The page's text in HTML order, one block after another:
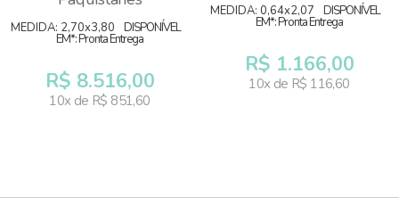
MEDIDA: 2,70x3,80 DISPONÍVEL
EM*: Pronta Entrega
R$ 8.516,00
10x de R$ 851,60
MEDIDA: 0,64x2,07 DISPONÍVEL
EM*: Pronta Entrega
R$ 1.166,00
10x de R$ 116,60